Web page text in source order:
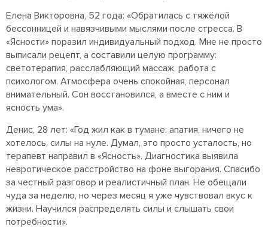
Елена Викторовна, 52 года: «Обратилась с тяжёлой
бессонницей и навязчивыми мыслями после стресса. В
«Ясности» поразил индивидуальный подход. Мне не просто
выписали рецепт, а составили целую программу:
светотерапия, расслабляющий массаж, работа с
психологом. Атмосфера очень спокойная, персонал
внимательный. Сон восстановился, а вместе с ним и
ясность ума».
Денис, 28 лет: «Год жил как в тумане: апатия, ничего не
хотелось, силы на нуле. Думал, это просто усталость, но
терапевт направил в «Ясность». Диагностика выявила
невротическое расстройство на фоне выгорания. Спасибо
за честный разговор и реалистичный план. Не обещали
чуда за неделю, но через месяц я уже чувствовал вкус к
жизни. Научился распределять силы и слышать свои
потребности».